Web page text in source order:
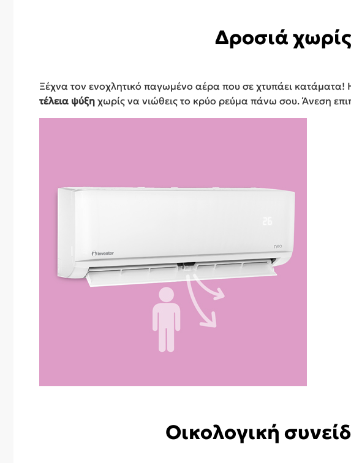
Δροσιά
Ξέχνα τον ενοχλητικό παγωμένο αέρα που σε χτυπάει κατάματα!
τέλεια ψύξη χωρίς να νιώθεις το κρύο ρεύμα πάνω σου. Άνεση
Οικολογική